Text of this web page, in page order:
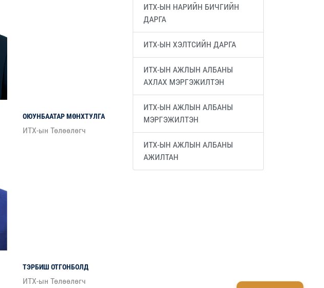
ОЮУНБААТАР МӨНХТУЛГА
ИТХ-ын Төлөөлөгч
ТЭРБИШ ОТГОНБОЛД
ИТХ-ын Төлөөлөгч
ИТХ-ЫН НАРИЙН БИЧГИЙН
ДАРГА
ИТХ-ЫН ХЭЛТСИЙН ДАРГА
ИТХ-ЫН АЖЛЫН АЛБАНЫ
АХЛАХ МЭРГЭЖИЛТЭН
ИТХ-ЫН АЖЛЫН АЛБАНЫ
МЭРГЭЖИЛТЭН
ИТХ-ЫН АЖЛЫН АЛБАНЫ
АЖИЛТАН